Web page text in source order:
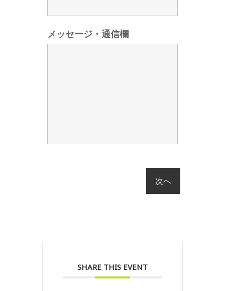
メッセージ・通信欄
SHARE THIS EVENT